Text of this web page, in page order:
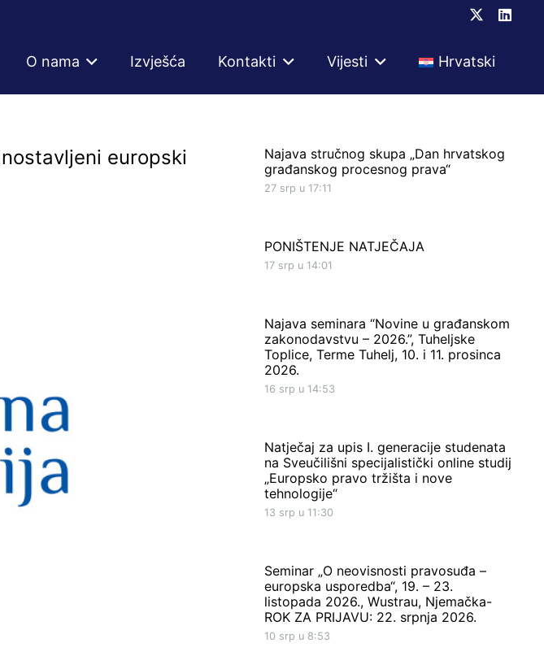
O nama Izvješća Kontakti Vijesti Hrvatski
europski
Najava stručnog skupa „Dan hrvatskog
građanskog procesnog prava“
27 srp u 17:11
PONIŠTENJE NATJEČAJA
17 srp u 14:01
Najava seminara “Novine u građanskom
zakonodavstvu – 2026.”, Tuheljske
Toplice, Terme Tuhelj, 10. i 11. prosinca
2026.
16 srp u 14:53
Natječaj za upis I. generacije studenata
na Sveučilišni specijalistički online studij
„Europsko pravo tržišta i nove
tehnologije“
13 srp u 11:30
Seminar „O neovisnosti pravosuđa –
europska usporedba“, 19. – 23.
listopada 2026., Wustrau, Njemačka-
ROK ZA PRIJAVU: 22. srpnja 2026.
10 srp u 8:53